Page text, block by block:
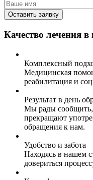
Оставить заявку
Качество лечения
Комплексный
Медицинская
реабилитация и
Результат в день
Мы рады сообщить,
прекращают
обращения к нам.
Удобство и забота
Находясь в нашем
довериться